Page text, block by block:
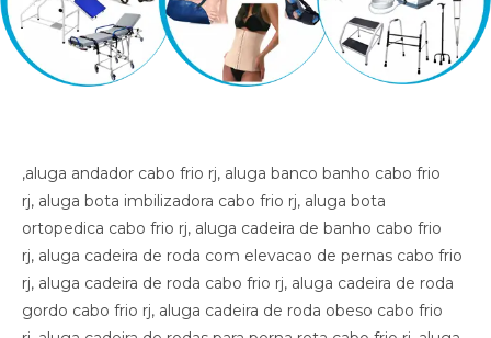
,aluga andador cabo frio rj, aluga banco banho cabo frio rj, aluga bota imbilizadora cabo frio rj, aluga bota ortopedica cabo frio rj, aluga cadeira de banho cabo frio rj, aluga cadeira de roda com elevacao de pernas cabo frio rj, aluga cadeira de roda cabo frio rj, aluga cadeira de roda gordo cabo frio rj, aluga cadeira de roda obeso cabo frio rj, aluga cadeira de rodas para perna reta cabo frio rj, aluga cama fawler cabo frio rj, aluga cama hospitalar cabo frio rj, aluga diva cabo frio rj, aluga maca cabo frio rj, aluga muleta cabo frio rj, alugar cama hospitalar cabo frio rj , aluguel andador cabo frio rj, aluguel banco de banho cabo frio rj, aluguel bota imobilizadora cabo frio rj, aluguel bota ortopedica cabo frio rj, aluguel cadeira de banho cabo frio rj, aluguel cadeira de roda cabo frio rj, aluguel cadeira de roda gordo cabo frio rj, aluguel cadeira de roda obeso cabo frio rj, aluguel cadeira de rodas com elevacao de pernas cabo frio rj, aluguel cadeira de rodas para perna reta cabo frio rj, aluguel cama fawler cabo frio rj, aluguel cama hospitalar cabo frio rj, aluguel diva cabo frio rj, aluguel maca cabo frio rj, aluguel maca cabo frio rj, aluguel muleta cabo frio rj, andador cabo frio rj, artigos hospitalares cabo frio rj, assento para banho cabo frio rj, banco para banho cabo frio rj, bota imibilizadora cabo frio rj, bota imobilizadora cabo frio rj, bota ortopedica barata cabo frio rj, bota ortopedica cabo frio rj, cadeira de higiene cabo frio rj, cadeira de banho cabo frio rj, cadeira de higiene cabo frio rj, cadeira de necessidades cabo frio rj, cadeira de roda gordo cabo frio rj, cadeira de roda obeso cabo frio rj, cadeira de rodas aluguel cabo frio rj, cadeira de rodas elevacao de pernas cabo frio rj, cadeira de rodas higienica cabo frio rj, cadeira de rodas para banho preco cabo frio rj, cadeira de rodas para gordo cabo frio rj, cadeira higienica dobravel cabo frio rj, cadeira higienica preco cabo frio rj, cadeira para banho preco cabo frio rj, cadeira para vaso cabo frio rj, cadeiras de rodas cabo frio rj, calha afo ortopedica pe caido cabo frio rj, calha afo ortopedica pe caido cabo frio rj, calha afo ortopedica pe caido cabo frio rj, cama fawler cabo frio rj, cama hospitalar automatica cabo frio rj, cama hospitalar cabo frio rj, cama hospitalar manual cabo frio rj, cedeira de rodas cabo frio rj, cilindro de oxigenio medicinal cabo frio rj, clinica ortopedica cabo frio rj, clinica so trauma cabo frio rj, colar cervical cabo frio rj, diva cabo frio rj, equipamentos medicos cabo frio rj, fisioterapia cabo frio rj, hospital cabo frio rj, hospital so trauma cabo frio rj, imobilizador articulado cotovelo cabo frio rj, imobilizador articulado joelho cabo frio rj, imobilizador articulado joelho cabo frio rj, imobilizador articulado cabo frio rj, joelheira cabo frio rj, joelheira ortopedica brace cabo frio rj, joelheira ortopedica brace cabo frio rj cabo frio rj, joelheira ortopedica cabo frio rj, joelheira ortopedica cabo frio rj, joelheira ortopedica cabo frio rj, joelheira ortopedica cabo frio rj, joelheira ortopedica cabo frio rj, locacao andador cabo frio rj, locacao banco de banho cabo frio rj, locacao bota imobilizadora cabo frio rj, locacao bota ortopedica cabo frio rj, locacao cadeira de banho cabo frio rj, locacao cadeira de roda cabo frio rj, locacao cadeira de roda gordo cabo frio rj, locacao cadeira de roda obeso cabo frio rj, locacao cadeira de rodas elevalcao de pernas cabo frio rj, locacao cama fawler cabo frio rj, locacao cama hospitalar cabo frio rj, locacao de cadeira de rodas cabo frio rj, locacao de cadeira de rodas para perna reta cabo frio rj, locacao diva cabo frio rj, locacao maca cabo frio rj, locacao maca cabo frio rj, locacao muleta cabo frio rj, locadora andador cabo frio rj, locadora banco de banho cabo frio rj, locadora bota imobilizadora cabo frio rj, locadora bota ortopedica cabo frio rj, locadora cadeira de banho cabo frio rj, locadora cadeira de roda cabo frio rj, locadora cadeira de roda gordo cabo frio rj, locadora cadeira de roda obeso cabo frio rj, locadora cadeira de rodas elevecao de pernas, locadora cadeira de rodas para perna reta cabo frio rj, locadora cama fawler cabo frio rj, locadora cama hospitalar cabo frio rj, locadora diva cabo frio rj, locadora maca cabo frio rj, locadora maca cabo frio rj, locadora muleta cabo frio rj, loja bota ortopedica cabo frio rj, loja cadeira de banho cabo frio rj, loja cadeira de roda cabo frio rj, loja cama hospitalar cabo frio rj, loja muleta cabo frio rj, loja produtos medicos cabo frio rj, loja produtos hospitalar cabo frio rj, loja produtos hospitalares cabo frio rj, loja produtos medicos cabo frio rj, loja produtos ortopedicos cabo frio rj, loja vende andador cabo frio rj, loja vende bota ortopedica cabo frio rj, loja vende cadeira de rodas perna reta cabo frio rj, loja vende cama fawler cabo frio rj, loja vende muleta cabo frio rj, loja vende tipoia cabo frio rj, maca cabo frio rj, material cirurgico cabo frio rj, medico ortopedista cabo frio rj, muleta barata cabo frio rj, muleta cabo frio rj, muleta usada cabo frio rj, muletas cabo frio rj, munhequeira cabo frio rj, ortese articulada cotovelo cabo frio rj, ortese articulada cotovelo cabo frio rj, ortese articulado cotovelo cabo frio rj, ortese notuna facite plantar cabo frio rj, ortese noturna facite plantar cabo frio rj, ortese noturna facite plantar cabo frio rj, ortopedia cabo frio rj, poltrona hospitalar preco cabo frio rj, poltrona reclinavel hospitalar cabo frio rj, preco cadeira de banho cabo frio rj, preco cama hospitalar cabo frio rj, produtos hospitalares cabo frio rj, produtos medicos cabo frio rj, reabilitacao cabo frio rj, sutia cirurgia cabo frio rj, sutia ortopedico cabo frio rj, sutia ortopedico cabo frio rj, sutia pos operatorio cabo frio rj, sutia pos operatorio cabo frio rj, tala cabo frio rj, talas cabo frio rj, tipoia cabo frio rj, venda muleta cabo frio rj, vende cadeira de banho cabo frio rj, vende maca cabo frio rj, vende muleta cabo frio rj, vende produtos hospitalares cabo frio rj, vende produtos medicos cabo frio rj, ,aluga andador cabo frio rj, aluga banco banho cabo frio rj, aluga bota imbilizadora cabo frio rj, aluga bota ortopedica cabo frio rj, aluga cadeira de banho cabo frio rj, aluga cadeira de roda com elevacao de pernas cabo frio rj, aluga cadeira de roda cabo frio rj, aluga cadeira de roda gordo cabo frio rj, aluga cadeira de roda obeso cabo frio rj, aluga cadeira de rodas para perna reta cabo frio rj, aluga cama fawler cabo frio rj, aluga cama hospitalar cabo frio rj, aluga diva cabo frio rj, aluga maca cabo frio rj, aluga muleta cabo frio rj, alugar cama hospitalar cabo frio rj , aluguel andador cabo frio rj, aluguel banco de banho cabo frio rj, aluguel bota imobilizadora cabo frio rj, aluguel bota ortopedica cabo frio rj, aluguel cadeira de banho cabo frio rj, aluguel cadeira de roda cabo frio rj, aluguel cadeira de roda gordo cabo frio rj, aluguel cadeira de roda obeso cabo frio rj, aluguel cadeira de rodas com elevacao de pernas cabo frio rj, aluguel cadeira de rodas para perna reta cabo frio rj, aluguel cama fawler cabo frio rj, aluguel cama hospitalar cabo frio rj, aluguel diva cabo frio rj, aluguel maca cabo frio rj, aluguel maca cabo frio rj, aluguel muleta cabo frio rj, andador cabo frio rj, artigos hospitalares cabo frio rj, assento para banho cabo frio rj, banco para banho cabo frio rj, bota imibilizadora cabo frio rj, bota imobilizadora cabo frio rj, bota ortopedica barata cabo frio rj, bota ortopedica cabo frio rj, cadeira de higiene cabo frio rj, cadeira de banho cabo frio rj, cadeira de higiene cabo frio rj, cadeira de necessidades cabo frio rj, cadeira de roda gordo cabo frio rj, cadeira de roda obeso cabo frio rj, cadeira de rodas aluguel cabo frio rj, cadeira de rodas elevacao de pernas cabo frio rj, cadeira de rodas higienica cabo frio rj, cadeira de rodas para banho preco cabo frio rj, cadeira de rodas para gordo cabo frio rj, cadeira higienica dobravel cabo frio rj, cadeira higienica preco cabo frio rj, cadeira para banho preco cabo frio rj, cadeira para vaso cabo frio rj, cadeiras de rodas cabo frio rj, calha afo ortopedica pe caido cabo frio rj, calha afo ortopedica pe caido cabo frio rj, calha afo ortopedica pe caido cabo frio rj, cama fawler cabo frio rj, cama hospitalar automatica cabo frio rj, cama hospitalar cabo frio rj, cama hospitalar manual cabo frio rj, cedeira de rodas cabo frio rj, cilindro de oxigenio medicinal cabo frio rj, clinica ortopedica cabo frio rj, clinica so trauma cabo frio rj, colar cervical cabo frio rj, diva cabo frio rj, equipamentos medicos cabo frio rj, fisioterapia cabo frio rj, hospital cabo frio rj, hospital so trauma cabo frio rj, imobilizador articulado cotovelo cabo frio rj, imobilizador articulado joelho cabo frio rj, imobilizador articulado joelho cabo frio rj, imobilizador articulado cabo frio rj, joelheira cabo frio rj, joelheira ortopedica brace cabo frio rj, joelheira ortopedica brace cabo frio rj cabo frio rj, joelheira ortopedica cabo frio rj, joelheira ortopedica cabo frio rj, joelheira ortopedica cabo frio rj, joelheira ortopedica cabo frio rj, joelheira ortopedica cabo frio rj, locacao andador cabo frio rj, locacao banco de banho cabo frio rj, locacao bota imobilizadora cabo frio rj, locacao bota ortopedica cabo frio rj, locacao cadeira de banho cabo frio rj, locacao cadeira de roda cabo frio rj, locacao cadeira de roda gordo cabo frio rj, locacao cadeira de roda obeso cabo frio rj, locacao cadeira de rodas elevalcao de pernas cabo frio rj, locacao cama fawler cabo frio rj, locacao cama hospitalar cabo frio rj, locacao de cadeira de rodas cabo frio rj, locacao de cadeira de rodas para perna reta cabo frio rj, locacao diva cabo frio rj, locacao maca cabo frio rj, locacao maca cabo frio rj, locacao muleta cabo frio rj, locadora andador cabo frio rj, locadora banco de banho cabo frio rj, locadora bota imobilizadora cabo frio rj, locadora bota ortopedica cabo